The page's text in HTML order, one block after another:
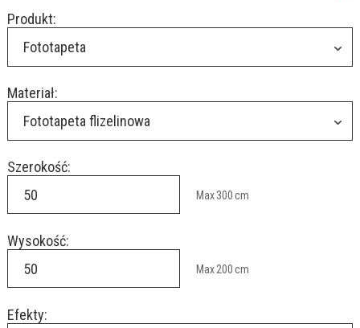
Produkt:
Fototapeta
Materiał:
Fototapeta flizelinowa
Szerokość:
Max300cm
Wysokość:
Max200cm
Efekty: